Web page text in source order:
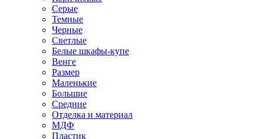
Серые
Темные
Черные
Светлые
Белые шкафы-купе
Венге
Размер
Маленькие
Большие
Средние
Отделка и материал
МДФ
Пластик